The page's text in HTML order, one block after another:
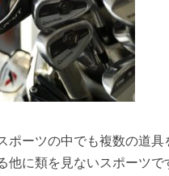
ポーツの中でも複数の道具
他に類を見ないスポーツで